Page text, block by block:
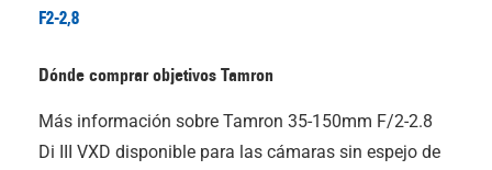
F2-2,8
Dónde comprar objetivos Tamron
Más información sobre Tamron 35-150mm F/2-2.8
Di III VXD disponible para las cámaras sin espejo de